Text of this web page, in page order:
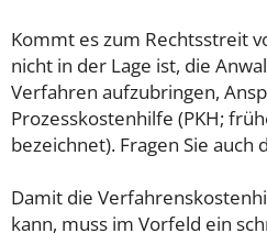
Kommt es zum Rechtsstreit
nicht in der Lage ist, die
Verfahren aufzubringen,
Prozesskostenhilfe (PKH;
bezeichnet). Fragen Sie auch
Damit die
kann, muss im Vorfeld ein